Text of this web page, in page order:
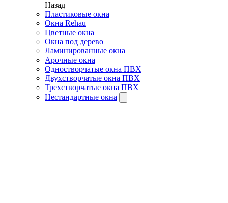
Назад
Пластиковые окна
Окна Rehau
Цветные окна
Окна под дерево
Ламинированные окна
Арочные окна
Одностворчатые окна ПВХ
Двухстворчатые окна ПВХ
Трехстворчатые окна ПВХ
Нестандартные окна